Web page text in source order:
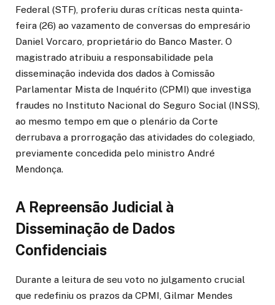
Federal (STF), proferiu duras críticas nesta quinta-
feira (26) ao vazamento de conversas do empresário
Daniel Vorcaro, proprietário do Banco Master. O
magistrado atribuiu a responsabilidade pela
disseminação indevida dos dados à Comissão
Parlamentar Mista de Inquérito (CPMI) que investiga
fraudes no Instituto Nacional do Seguro Social (INSS),
ao mesmo tempo em que o plenário da Corte
derrubava a prorrogação das atividades do colegiado,
previamente concedida pelo ministro André
Mendonça.
A Repreensão Judicial à
Disseminação de Dados
Confidenciais
Durante a leitura de seu voto no julgamento crucial
que redefiniu os prazos da CPMI, Gilmar Mendes